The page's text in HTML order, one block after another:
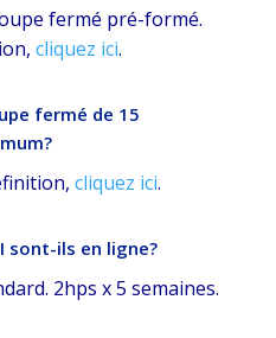
fermé pré-formé.
cliquez ici.
fermé de 15
cliquez ici.
sont-ils en ligne?
2hps x 5 semaines.